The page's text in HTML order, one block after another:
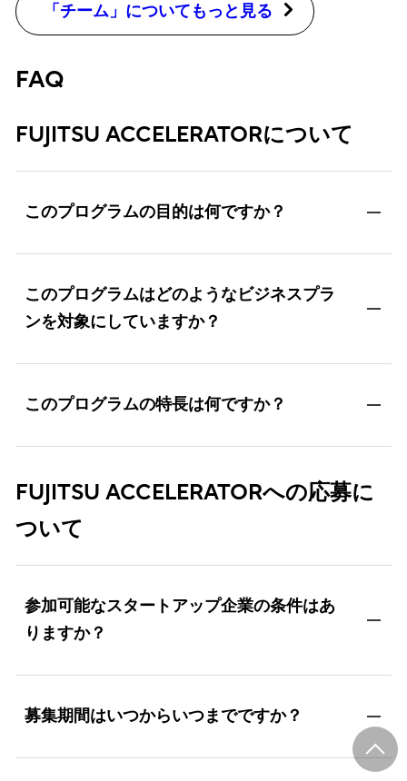
「チーム」についてもっと見る
FAQ
FUJITSU ACCELERATORについて
このプログラムの目的は何ですか？
このプログラムはどのようなビジネスプラ
ンを対象にしていますか？
このプログラムの特長は何ですか？
FUJITSU ACCELERATORへの応募に
ついて
参加可能なスタートアップ企業の条件はあ
りますか？
募集期間はいつからいつまでですか？